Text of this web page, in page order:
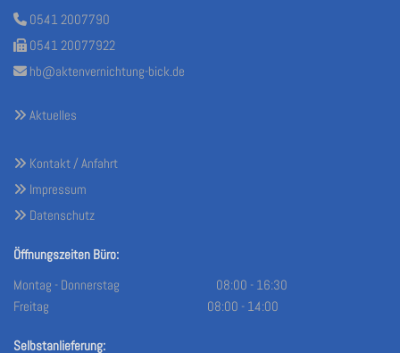
 0541 2007790
 0541 20077922
 hb@aktenvernichtung-bick.de
 Aktuelles
 Kontakt / Anfahrt
 Impressum
 Datenschutz
Öffnungszeiten Büro:
Montag - Donnerstag 08:00 - 16:30
Freitag 08:00 - 14:00
Selbstanlieferung: